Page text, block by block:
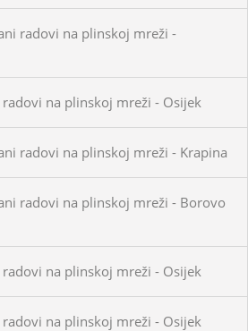
radovi na plinskoj mreži -
na plinskoj mreži - Osijek
radovi na plinskoj mreži - Krapina
radovi na plinskoj mreži - Borovo
na plinskoj mreži - Osijek
na plinskoj mreži - Osijek